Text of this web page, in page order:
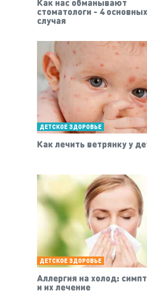
стоматологи - 4 основных
случая
ДЕТСКОЕ ЗДОРОВЬЕ
Как лечить ветрянку у
ДЕТСКОЕ ЗДОРОВЬЕ
Аллергия на холод:
и их лечение